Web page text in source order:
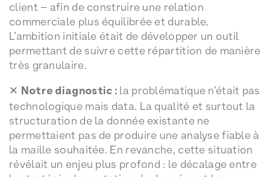
client – afin de construire une relation
commerciale plus équilibrée et durable.
L’ambition initiale était de développer un outil
permettant de suivre cette répartition de manière
très granulaire.
✕ Notre diagnostic : la problématique n’était pas
technologique mais data. La qualité et surtout la
structuration de la donnée existante ne
permettaient pas de produire une analyse fiable à
la maille souhaitée. En revanche, cette situation
révélait un enjeu plus profond : le décalage entre